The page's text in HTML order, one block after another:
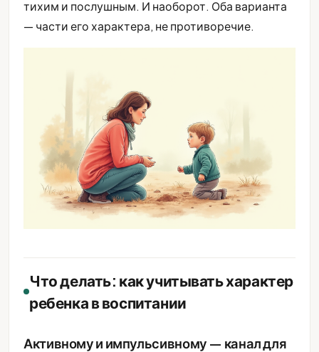
тихим и послушным. И наоборот. Оба варианта
— части его характера, не противоречие.
Что делать: как учитывать характер
ребенка в воспитании
Активному и импульсивному — канал для